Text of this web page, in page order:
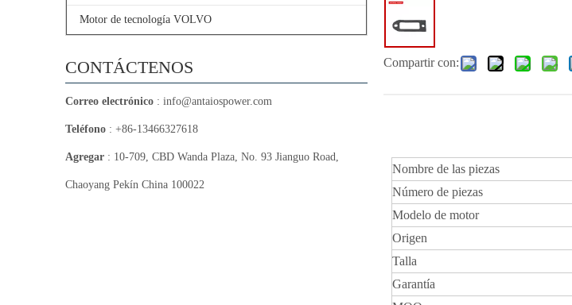
Motor de tecnología VOLVO
CONTÁCTENOS
Correo electrónico : info@antaiospower.com
Teléfono : +86-13466327618
Agregar : 10-709, CBD Wanda Plaza, No. 93 Jianguo Road,
Chaoyang Pekín China 100022
Compartir con:
Nombre de las piezas
Número de piezas
Modelo de motor
Origen
Talla
Garantía